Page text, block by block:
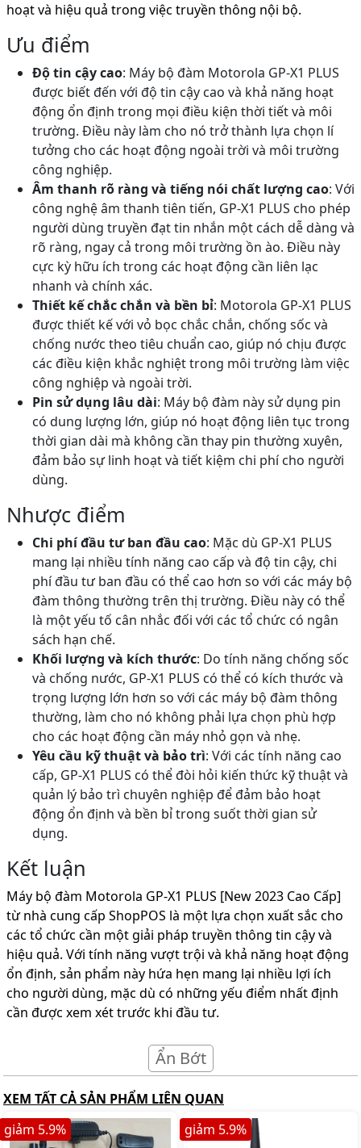
hoạt và hiệu quả trong việc truyền thông nội bộ.
Ưu điểm
Độ tin cậy cao: Máy bộ đàm Motorola GP-X1 PLUS
được biết đến với độ tin cậy cao và khả năng hoạt
động ổn định trong mọi điều kiện thời tiết và môi
trường. Điều này làm cho nó trở thành lựa chọn lí
tưởng cho các hoạt động ngoài trời và môi trường
công nghiệp.
Âm thanh rõ ràng và tiếng nói chất lượng cao: Với
công nghệ âm thanh tiên tiến, GP-X1 PLUS cho phép
người dùng truyền đạt tin nhắn một cách dễ dàng và
rõ ràng, ngay cả trong môi trường ồn ào. Điều này
cực kỳ hữu ích trong các hoạt động cần liên lạc
nhanh và chính xác.
Thiết kế chắc chắn và bền bỉ: Motorola GP-X1 PLUS
được thiết kế với vỏ bọc chắc chắn, chống sốc và
chống nước theo tiêu chuẩn cao, giúp nó chịu được
các điều kiện khắc nghiệt trong môi trường làm việc
công nghiệp và ngoài trời.
Pin sử dụng lâu dài: Máy bộ đàm này sử dụng pin
có dung lượng lớn, giúp nó hoạt động liên tục trong
thời gian dài mà không cần thay pin thường xuyên,
đảm bảo sự linh hoạt và tiết kiệm chi phí cho người
dùng.
Nhược điểm
Chi phí đầu tư ban đầu cao: Mặc dù GP-X1 PLUS
mang lại nhiều tính năng cao cấp và độ tin cậy, chi
phí đầu tư ban đầu có thể cao hơn so với các máy bộ
đàm thông thường trên thị trường. Điều này có thể
là một yếu tố cân nhắc đối với các tổ chức có ngân
sách hạn chế.
Khối lượng và kích thước: Do tính năng chống sốc
và chống nước, GP-X1 PLUS có thể có kích thước và
trọng lượng lớn hơn so với các máy bộ đàm thông
thường, làm cho nó không phải lựa chọn phù hợp
cho các hoạt động cần máy nhỏ gọn và nhẹ.
Yêu cầu kỹ thuật và bảo trì: Với các tính năng cao
cấp, GP-X1 PLUS có thể đòi hỏi kiến thức kỹ thuật và
quản lý bảo trì chuyên nghiệp để đảm bảo hoạt
động ổn định và bền bỉ trong suốt thời gian sử
dụng.
Kết luận
Máy bộ đàm Motorola GP-X1 PLUS [New 2023 Cao Cấp]
từ nhà cung cấp ShopPOS là một lựa chọn xuất sắc cho
các tổ chức cần một giải pháp truyền thông tin cậy và
hiệu quả. Với tính năng vượt trội và khả năng hoạt động
ổn định, sản phẩm này hứa hẹn mang lại nhiều lợi ích
cho người dùng, mặc dù có những yếu điểm nhất định
cần được xem xét trước khi đầu tư.
Ẩn Bớt
XEM TẤT CẢ SẢN PHẨM LIÊN QUAN
giảm 5.9% giảm 5.9%